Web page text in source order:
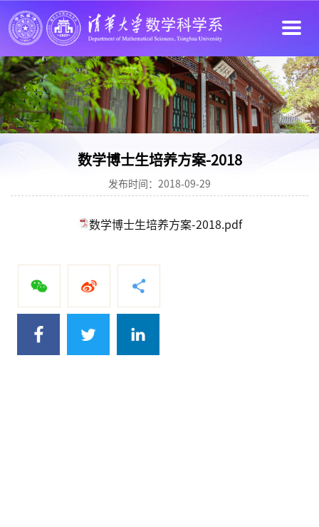
数学博士生培养方案-2018
发布时间：2018-09-29
数学博士生培养方案-2018.pdf